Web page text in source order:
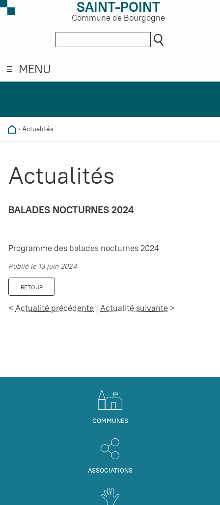
SAINT-POINT
Commune de Bourgogne
MENU
› Actualités
Actualités
BALADES NOCTURNES 2024
Programme des balades nocturnes 2024
Publié le 13 juin 2024
RETOUR
< Actualité précédente | Actualité suivante >
COMMUNES
ASSOCIATIONS